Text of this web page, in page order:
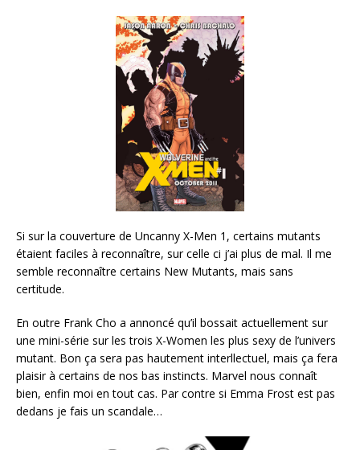
Si sur la couverture de Uncanny X-Men 1, certains mutants
étaient faciles à reconnaître, sur celle ci j’ai plus de mal. Il me
semble reconnaître certains New Mutants, mais sans
certitude.
En outre Frank Cho a annoncé qu’il bossait actuellement sur
une mini-série sur les trois X-Women les plus sexy de l’univers
mutant. Bon ça sera pas hautement interllectuel, mais ça fera
plaisir à certains de nos bas instincts. Marvel nous connaît
bien, enfin moi en tout cas. Par contre si Emma Frost est pas
dedans je fais un scandale…